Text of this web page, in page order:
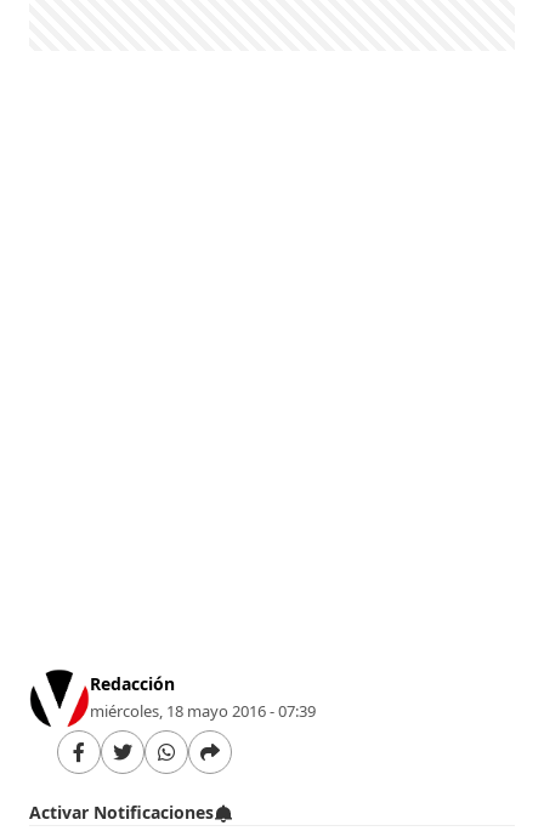
Redacción
miércoles, 18 mayo 2016 - 07:39
Activar Notificaciones